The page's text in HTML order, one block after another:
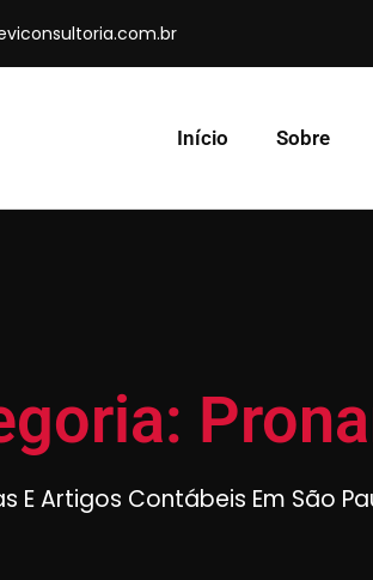
Início Sobre
E Artigos Contábeis Em São